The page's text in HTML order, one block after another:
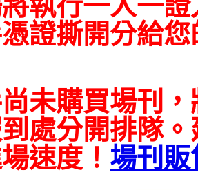
證撕開分給
未購買場刊，
處分開排隊
速度！ 場刊